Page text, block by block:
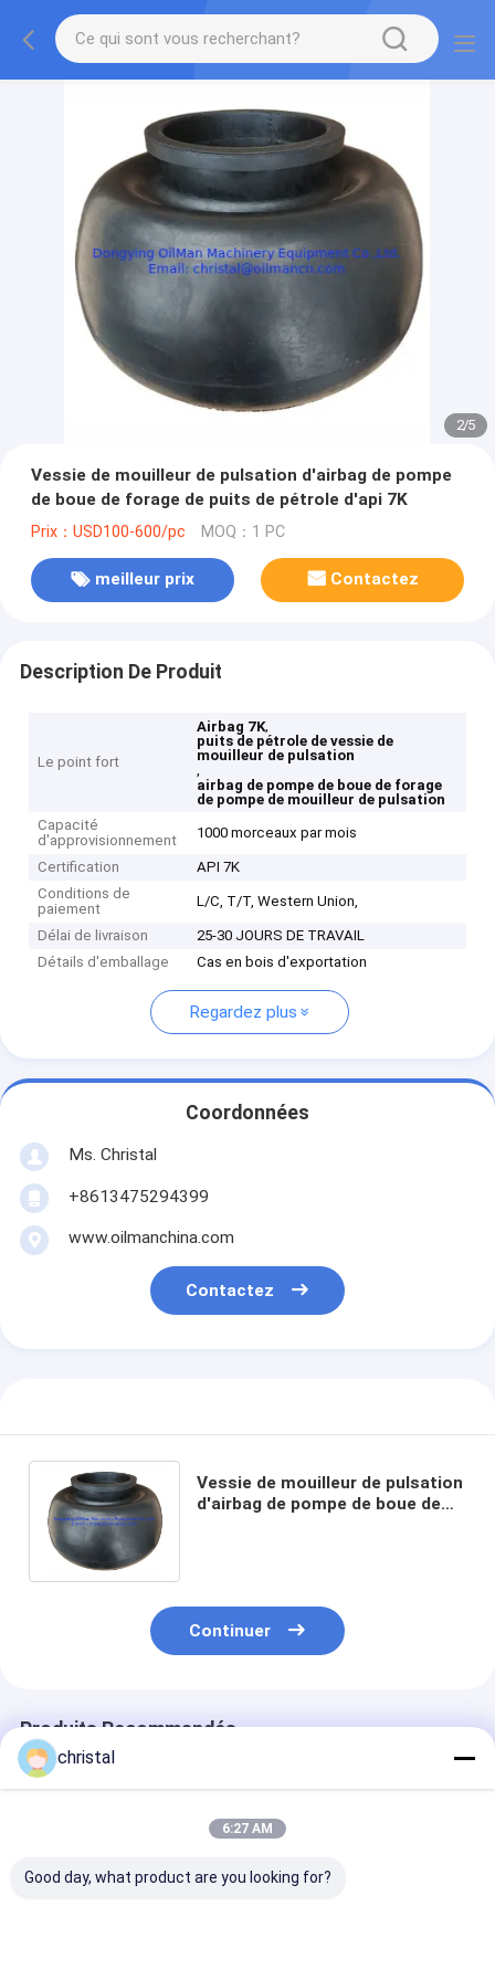
2/5
Vessie de mouilleur de pulsation d'airbag de pompe
de boue de forage de puits de pétrole d'api 7K
Prix：USD100-600/pc MOQ：1 PC
meilleur prix Contactez
Description De Produit
Le point fort
Airbag 7K,
puits de pétrole de vessie de
mouilleur de pulsation
,
airbag de pompe de boue de forage
de pompe de mouilleur de pulsation
Capacité
d'approvisionnement
1000 morceaux par mois
Certification
API 7K
Conditions de
paiement
L/C, T/T, Western Union,
Délai de livraison
25-30 JOURS DE TRAVAIL
Détails d'emballage
Cas en bois d'exportation
Regardez plus
Coordonnées
Ms. Christal
+8613475294399
www.oilmanchina.com
Contactez
Vessie de mouilleur de pulsation
d'airbag de pompe de boue de
Continuer
Produits Recommandés
christal
6:27 AM
Good day, what product are you looking for?